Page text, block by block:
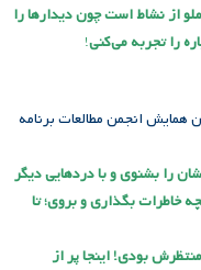
از نشاط است چون دیدارها را
را تجربه می‌کنی!
همایش انجمن مطالعات برنامه
را بشنوی و با دردهایی دیگر
خاطرات بگذاری و بروی؛ تا
بودی! اینجا پر از